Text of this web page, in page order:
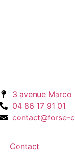
3 avenue Marco
04 86 17 91 01
contact@forse-
Contact